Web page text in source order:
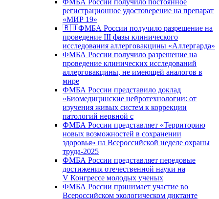
ФМБА России получило постоянное
регистрационное удостоверение на препарат
«МИР 19»
🇷🇺ФМБА России получило разрешение на
проведение III фазы клинического
исследования аллерговакцины «Аллергарда»
ФМБА России получило разрешение на
проведение клинических исследований
аллерговакцины, не имеющей аналогов в
мире
ФМБА России представило доклад
«Биомедицинские нейротехнологии: от
изучения живых систем к коррекции
патологий нервной с
ФМБА России представляет «Территорию
новых возможностей в сохранении
здоровья» на Всероссийской неделе охраны
труда-2025
ФМБА России представляет передовые
достижения отечественной науки на
V Конгрессе молодых ученых
ФМБА России принимает участие во
Всероссийском экологическом диктанте